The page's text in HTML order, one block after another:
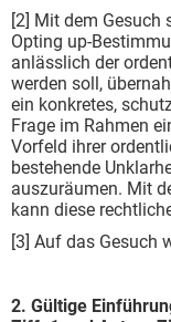
[2] Mit dem Gesuch
Opting up-
anlässlich der
werden soll,
ein konkretes,
Frage im Rahmen
Vorfeld ihrer
bestehende
auszuräumen. Mit
kann diese
[3] Auf das Gesuch
2. Gültige